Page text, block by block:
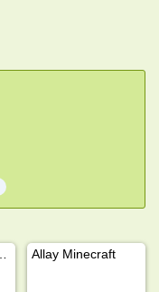
Allay Minecraft